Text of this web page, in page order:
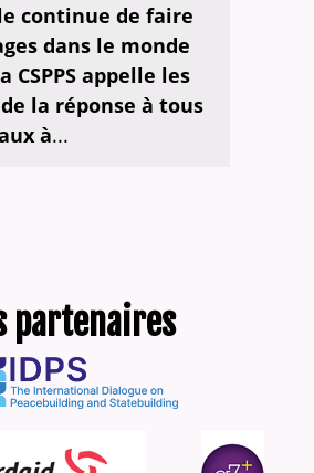
continue de faire
dans le monde
CSPPS appelle les
la réponse à tous
à...
partenaires